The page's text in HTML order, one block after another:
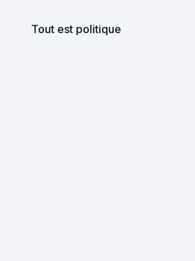
Tout est politique